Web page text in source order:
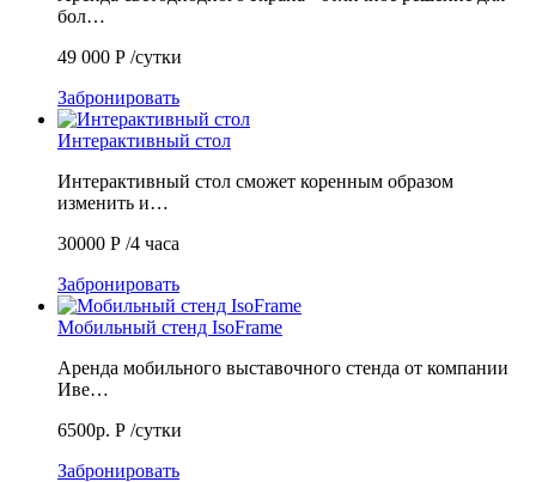
бол…
49 000 Р /сутки
Забронировать
Интерактивный стол
Интерактивный стол сможет коренным образом
изменить и…
30000 Р /4 часа
Забронировать
Мобильный стенд IsoFrame
Аренда мобильного выставочного стенда от компании
Иве…
6500р. Р /сутки
Забронировать